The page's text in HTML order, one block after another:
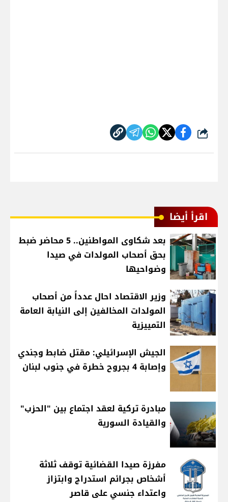
شارك
اقرأ أيضا
بعد شكاوى المواطنين.. 5 محاضر ضبط
بحق أصحاب المولدات في صيدا
وضواحيها
وزير الاقتصاد احال عدداً من أصحاب
المولدات المخالفين إلى النيابة العامة
التمييزية
الجيش الإسرائيلي: مقتل ضابط وجندي
وإصابة 4 بجروح خطرة في جنوب لبنان
مبادرة تركية لعقد اجتماع بين "الحزب"
والقيادة السورية
مفرزة صيدا القضائية توقف ثلاثة
أشخاص بجرائم استدراج وابتزاز
واعتداء جنسي على قاصر